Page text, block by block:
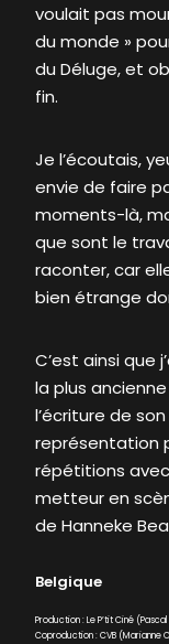
voulait pas
du monde »
du Déluge, et
fin.
Je l’écoutais,
envie de faire
moments-là,
que sont le
raconter, car
bien étrange
C’est ainsi que
la plus
l’écriture de
représentation
répétitions avec
metteur en
de Hanneke
Belgique
Production : Le P’tit Ciné
Coproduction : CVB (Marianne